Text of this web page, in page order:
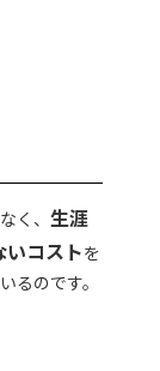
く、 生涯
コストを
るのです。